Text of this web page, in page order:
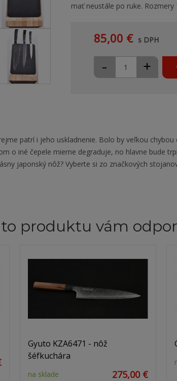
mať neustále po ruke. Rozmery
85,00 € s DPH
+
-
patrí i jeho uskladnenie. Bolo by veľkou
o iné čepele mierne degraduje, no hlavne bude
japonský nôž? Vyberte si zo značkových
produktu vám
Gyuto KZA6471 - nôž
šéfkuchára
na sklade 275,00 €